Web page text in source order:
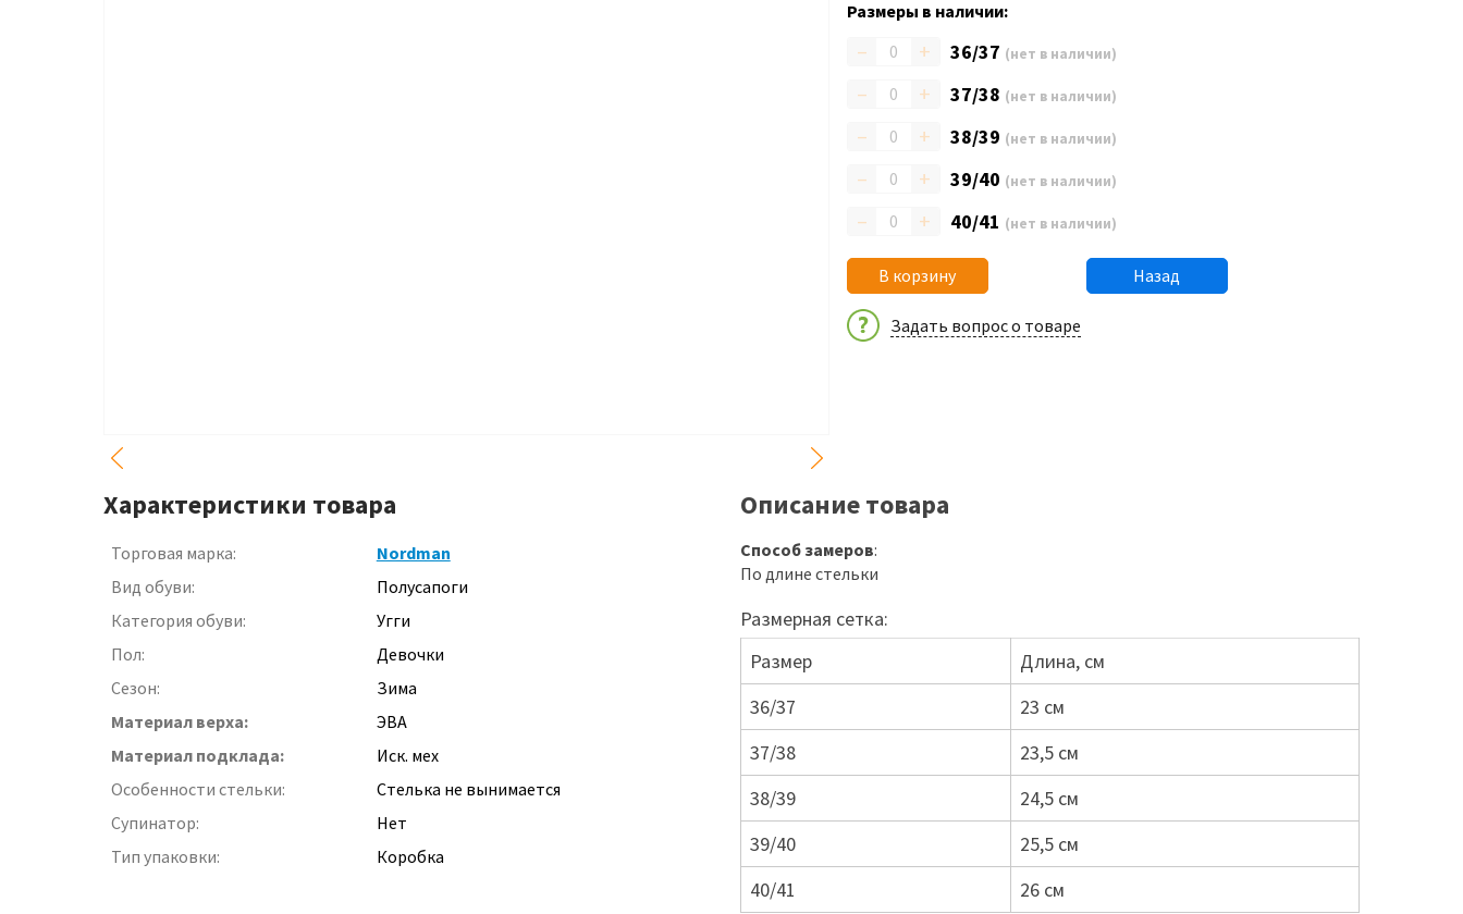
Размеры в наличии:
– + 36/37 (нет в наличии)
– + 37/38 (нет в наличии)
– + 38/39 (нет в наличии)
– + 39/40 (нет в наличии)
– + 40/41 (нет в наличии)
В корзину Назад
Задать вопрос о товаре
Характеристики товара
Торговая марка:
Nordman
Вид обуви:
Полусапоги
Категория обуви:
Угги
Пол:
Девочки
Сезон:
Зима
Материал верха:
ЭВА
Материал подклада:
Иск. мех
Особенности стельки:
Стелька не вынимается
Супинатор:
Нет
Тип упаковки:
Коробка
Описание товара
Способ замеров:
По длине стельки
Размерная сетка:
Размер
Длина, см
36/37
23 см
37/38
23,5 см
38/39
24,5 см
39/40
25,5 см
40/41
26 см